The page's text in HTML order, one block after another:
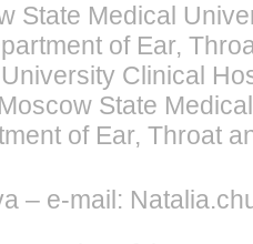
State Medical
of Ear,
Clinical
State
of Ear, Throat
– e-mail: